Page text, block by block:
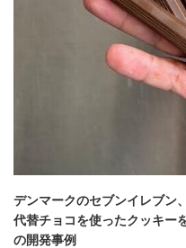
デンマークのセブンイレブ
代替チョコを使ったクッキー
の開発事例